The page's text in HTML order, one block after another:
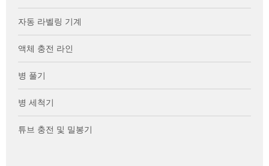
자동 라벨링 기계
액체 충전 라인
병 풀기
병 세척기
튜브 충전 및 밀봉기